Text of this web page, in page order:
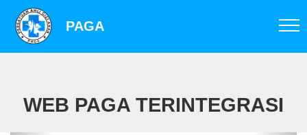
PAGA
WEB PAGA TERINTEGRASI